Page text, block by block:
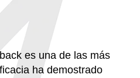
es una de las más
ha demostrado